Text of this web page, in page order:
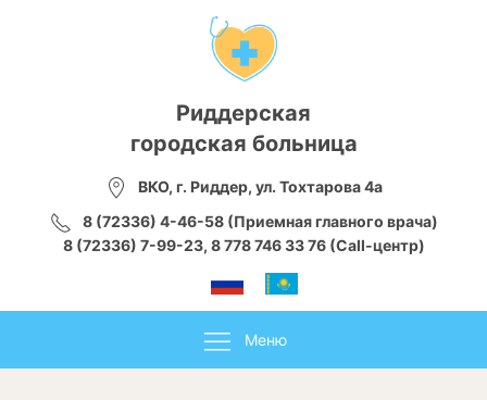
Риддерская
городская больница
ВКО, г. Риддер, ул. Тохтарова 4а
8 (72336) 4-46-58 (Приемная главного врача)
8 (72336) 7-99-23, 8 778 746 33 76 (Call-центр)
Меню